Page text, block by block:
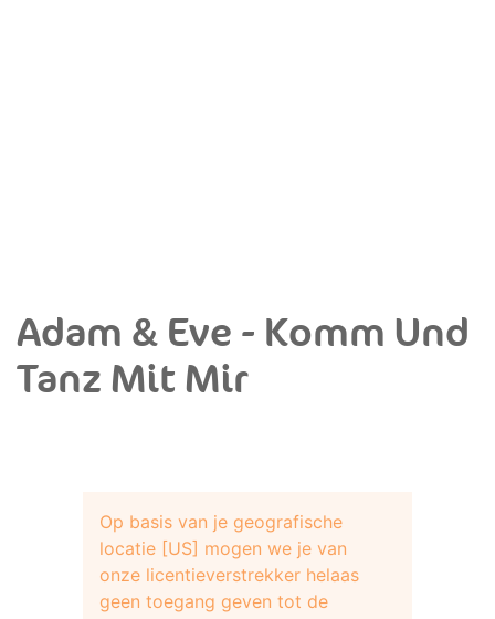
Adam & Eve - Komm Und
Tanz Mit Mir
Op basis van je geografische
locatie [US] mogen we je van
onze licentieverstrekker helaas
geen toegang geven tot de